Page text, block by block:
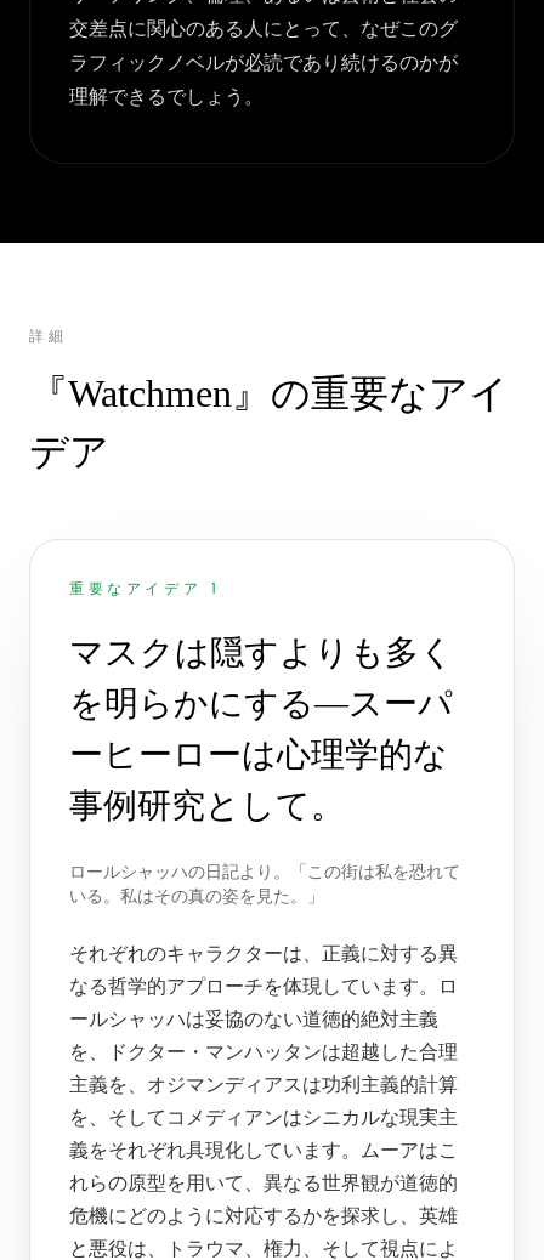
交差点に関心のある人にとって、なぜこのグ
ラフィックノベルが必読であり続けるのかが
理解できるでしょう。
詳細
『Watchmen』の重要なアイ
デア
重要なアイデア 1
マスクは隠すよりも多く
を明らかにする—スーパ
ーヒーローは心理学的な
事例研究として。
ロールシャッハの日記より。「この街は私を恐れて
いる。私はその真の姿を見た。」
それぞれのキャラクターは、正義に対する異
なる哲学的アプローチを体現しています。ロ
ールシャッハは妥協のない道徳的絶対主義
を、ドクター・マンハッタンは超越した合理
主義を、オジマンディアスは功利主義的計算
を、そしてコメディアンはシニカルな現実主
義をそれぞれ具現化しています。ムーアはこ
れらの原型を用いて、異なる世界観が道徳的
危機にどのように対応するかを探求し、英雄
と悪役は、トラウマ、権力、そして視点によ